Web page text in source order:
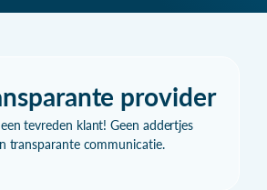
provider
tevreden klant! Geen addertjes
transparante communicatie.